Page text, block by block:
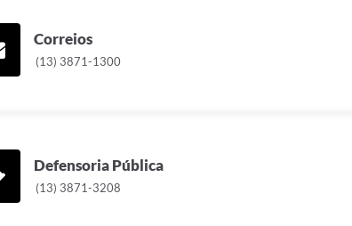
Correios
(13) 3871-1300
Defensoria Pública
(13) 3871-3208